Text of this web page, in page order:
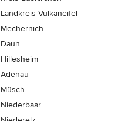
Landkreis Vulkaneifel
Mechernich
Daun
Hillesheim
Adenau
Müsch
Niederbaar